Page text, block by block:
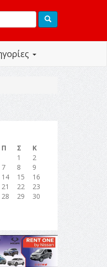
Π Σ
Κ
1
2
7 8
9
14 15
16
21 22
23
28 29
30